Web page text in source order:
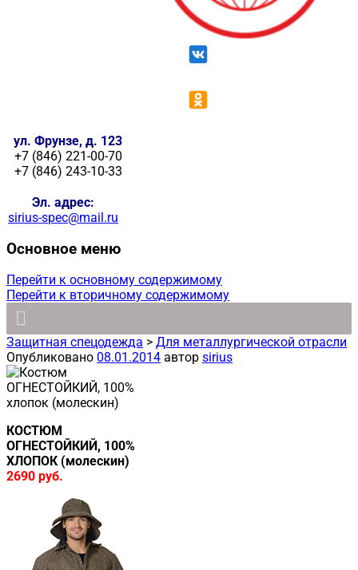
ул. Фрунзе, д. 123
+7 (846) 221-00-70
+7 (846) 243-10-33
Эл. адрес:
sirius-spec@mail.ru
Основное меню
Перейти к основному содержимому
Перейти к вторичному содержимому
Защитная спецодежда > Для металлургической отрасли
Опубликовано 08.01.2014 автор sirius
КОСТЮМ
ОГНЕСТОЙКИЙ, 100%
ХЛОПОК (молескин)
2690 руб.